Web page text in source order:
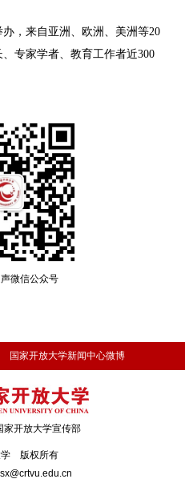
，来自亚洲、欧洲、美洲等20
专家学者、教育工作者近300
微信公众号
国家开放大学新闻中心微博
家开放大学宣传部
学 版权所有